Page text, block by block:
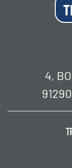
4,